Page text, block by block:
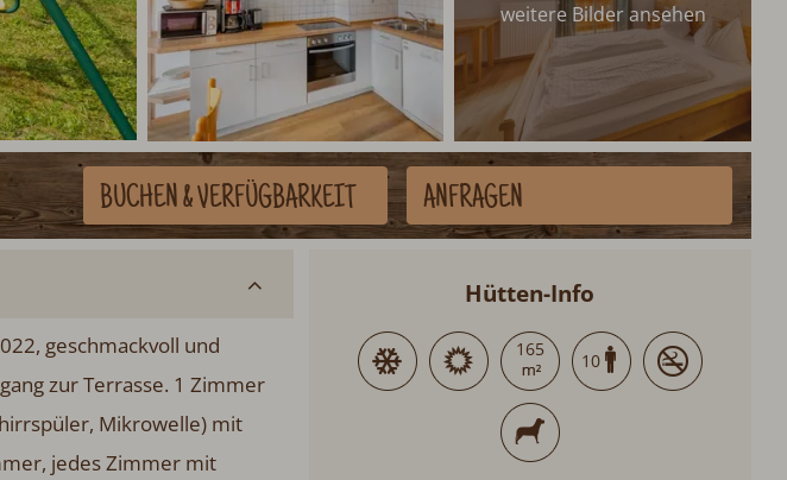
weitere Bilder ansehen
BUCHEN& VERFÜGBARKEIT ANFRAGEN
geschmackvoll und
zur Terrasse. 1 Zimmer
Mikrowelle) mit
jedes Zimmer mit
Hütten-Info
165
10